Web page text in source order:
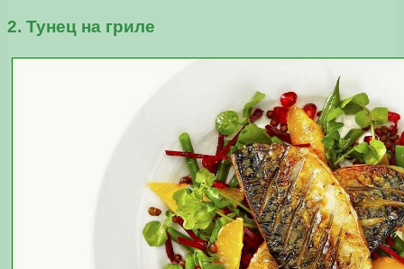
2. Тунец на гриле